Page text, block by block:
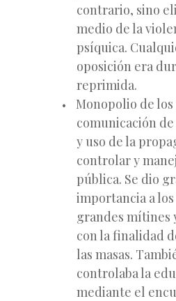
contrario, sino
medio de la
psíquica.
oposición era
reprimida.
Monopolio de
comunicación de
y uso de la
controlar y
pública. Se dio
importancia a
grandes mítines
con la finalidad
las masas.
controlaba la
mediante el